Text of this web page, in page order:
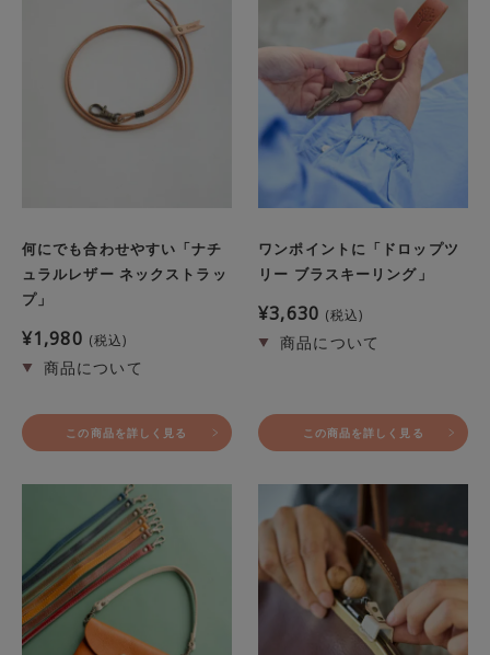
何にでも合わせやすい「ナチ
ュラルレザー ネックストラッ
プ」
¥1,980 税込
この商品を詳しく見る
ワンポイントに「ドロップツ
リー ブラスキーリング」
¥3,630 税込
この商品を詳しく見る